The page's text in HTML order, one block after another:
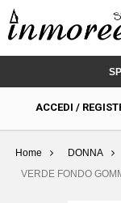
ACCEDI /
Home DONNA
VERDE FONDO